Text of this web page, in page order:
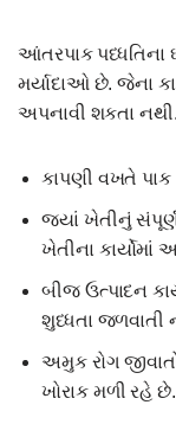
આંતરપાક પધ્ધતિના
મર્યાદાઓ છે. જેના
અપનાવી શકતા નથી.
કાપણી વખતે
જયાં ખેતીનું
ખેતીના
બીજ ઉત્પાદન
શુધ્ધતા જળવાતી
અમુક રોગ
ખોરાક મળી રહે છે.